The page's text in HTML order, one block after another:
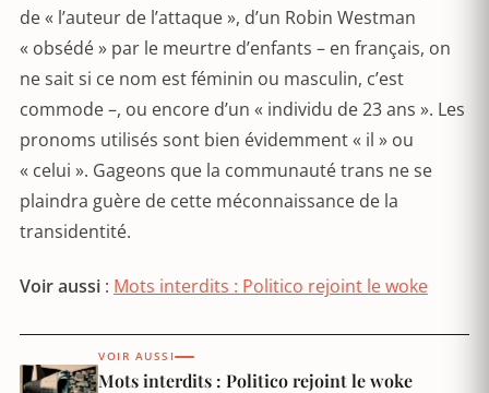
de « l’auteur de l’attaque », d’un Robin Westman
« obsédé » par le meurtre d’enfants – en français, on
ne sait si ce nom est féminin ou masculin, c’est
commode –, ou encore d’un « individu de 23 ans ». Les
pronoms utilisés sont bien évidemment « il » ou
« celui ». Gageons que la communauté trans ne se
plaindra guère de cette méconnaissance de la
transidentité.
Voir aussi : Mots interdits : Politico rejoint le woke
VOIR AUSSI
Mots interdits : Politico rejoint le woke